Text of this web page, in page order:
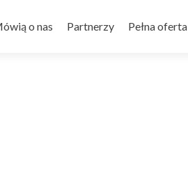
o nas Partnerzy Pełna oferta